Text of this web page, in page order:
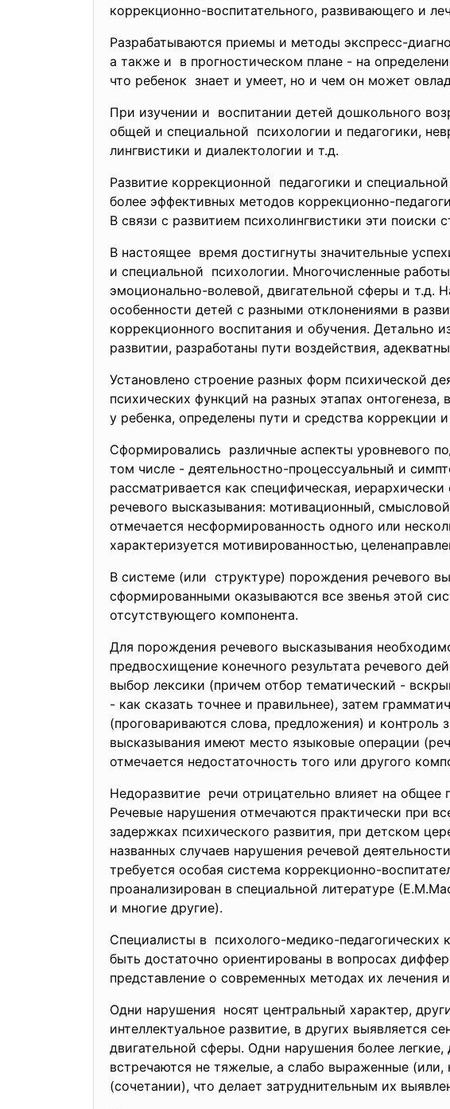
коррекционно-воспитательного, развивающего и
Разрабатываются приемы и методы экспресс-
а также и в прогностическом плане - на
что ребенок знает и умеет, но и чем он может
При изучении и воспитании детей дошкольного
общей и специальной психологии и педагогики,
лингвистики и диалектологии и т.д.
Развитие коррекционной педагогики и
более эффективных методов коррекционно-
В связи с развитием психолингвистики эти поиски
В настоящее время достигнуты значительные
и специальной психологии. Многочисленные
эмоционально-волевой, двигательной сферы и т.д.
особенности детей с разными отклонениями в
коррекционного воспитания и обучения. Детально
развитии, разработаны пути воздействия,
Установлено строение разных форм психической
психических функций на разных этапах
у ребенка, определены пути и средства коррекции
Сформировались различные аспекты уровневого
том числе - деятельностно-процессуальный и
рассматривается как специфическая,
речевого высказывания: мотивационный,
отмечается несформированность одного или
характеризуется мотивированностью,
В системе (или структуре) порождения речевого
сформированными оказываются все звенья этой
отсутствующего компонента.
Для порождения речевого высказывания
предвосхищение конечного результата речевого
выбор лексики (причем отбор тематический -
- как сказать точнее и правильнее), затем
(проговариваются слова, предложения) и
высказывания имеют место языковые операции
отмечается недостаточность того или другого
Недоразвитие речи отрицательно влияет на
Речевые нарушения отмечаются практически при
задержках психического развития, при детском
названных случаев нарушения речевой
требуется особая система коррекционно-
проанализирован в специальной литературе
и многие другие).
Специалисты в психолого-медико-
быть достаточно ориентированы в вопросах
представление о современных методах их лечения
Одни нарушения носят центральный характер,
интеллектуальное развитие, в других выявляется
двигательной сферы. Одни нарушения более
встречаются не тяжелые, а слабо выраженные
(сочетании), что делает затруднительным их